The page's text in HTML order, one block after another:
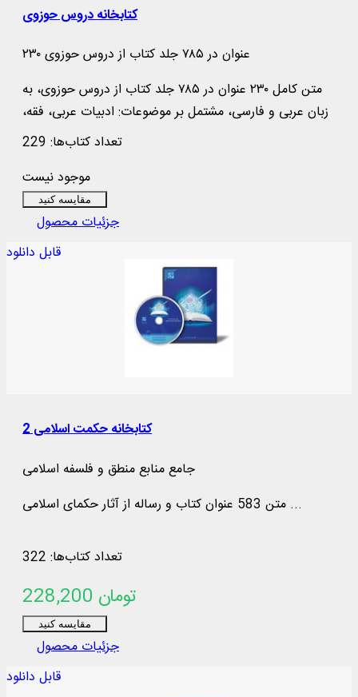
کتابخانه دروس حوزوی
۲۳۰ عنوان در ۷۸۵ جلد كتاب از دروس حوزوی
متن کامل ۲۳۰ عنوان در ۷۸۵ جلد كتاب از دروس حوزوی، به
زبان عربی و فارسی، مشتمل بر موضوعات: ادبیات عربی، فقه،
تعداد کتاب‌ها: 229
موجود نیست
مقایسه کنید
جزئیات محصول
قابل دانلود
کتابخانه حکمت اسلامی 2
جامع منابع منطق و فلسفه اسلامی
متن 583 عنوان کتاب و رساله از آثار حکمای اسلامی ...
تعداد کتاب‌ها: 322
228,200 تومان
مقایسه کنید
جزئیات محصول
قابل دانلود